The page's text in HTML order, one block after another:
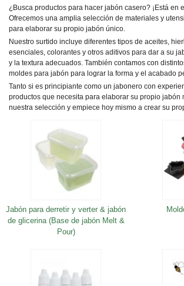
¿Busca productos para hacer jabón casero? ¡Está en
Ofrecemos una amplia selección de materiales y
para elaborar su propio jabón único.
Nuestro surtido incluye diferentes tipos de aceites,
esenciales, colorantes y otros aditivos para dar a su
y la textura adecuados. También contamos con
moldes para jabón para lograr la forma y el acabado
Tanto si es principiante como un jabonero con
productos que necesita para elaborar su propio jabón
nuestra selección y empiece hoy mismo a crear su
Jabón para derretir y verter & jabón
de glicerina (Base de jabón Melt &
Pour)